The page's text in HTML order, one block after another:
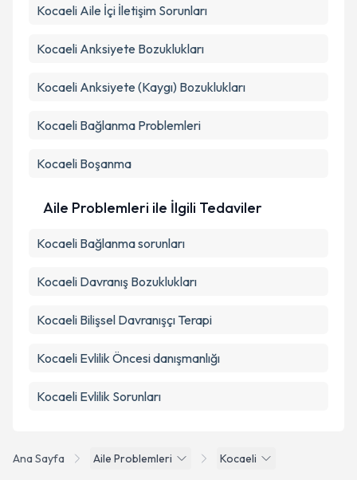
Ana Sayfa Aile Problemleri Kocaeli
Kocaeli Aile İçi İletişim Sorunları
Kocaeli Anksiyete Bozuklukları
Kocaeli Anksiyete (Kaygı) Bozuklukları
Kocaeli Bağlanma Problemleri
Kocaeli Boşanma
Aile Problemleri ile İlgili Tedaviler
Kocaeli Bağlanma sorunları
Kocaeli Davranış Bozuklukları
Kocaeli Bilişsel Davranışçı Terapi
Kocaeli Evlilik Öncesi danışmanlığı
Kocaeli Evlilik Sorunları